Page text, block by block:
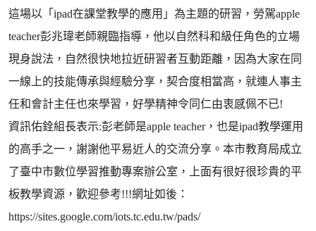
這場以「ipad在課堂教學的應用」為主題的研習，勞駕apple
teacher彭兆瑋老師親臨指導，他以自然科和級任角色的立場
現身說法，自然很快地拉近研習者互動距離，因為大家在同
一線上的技能傳承與經驗分享，契合度相當高，就連人事主
任和會計主任也來學習，好學精神令同仁由衷感佩不已!
資訊佑銓組長表示:彭老師是apple teacher，也是ipad教學運用
的高手之一，謝謝他平易近人的交流分享。本市教育局成立
了臺中市數位學習推動專案辦公室，上面有很好很珍貴的平
板教學資源，歡迎參考!!!網址如後：
https://sites.google.com/iots.tc.edu.tw/pads/